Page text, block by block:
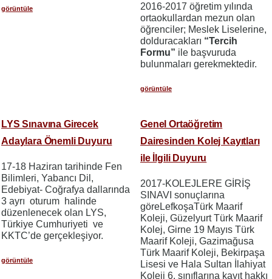
görüntüle
2016-2017 öğretim yılında
ortaokullardan mezun olan
öğrenciler; Meslek Liselerine,
dolduracakları “Tercih
Formu” ile başvuruda
bulunmaları gerekmektedir.
görüntüle
LYS Sınavına Girecek
Adaylara Önemli Duyuru
17-18 Haziran tarihinde Fen
Bilimleri, Yabancı Dil,
Edebiyat- Coğrafya dallarında
3 ayrı oturum halinde
düzenlenecek olan LYS,
Türkiye Cumhuriyeti ve
KKTC’de gerçekleşiyor.
görüntüle
Genel Ortaöğretim
Dairesinden Kolej Kayıtları
ile İlgili Duyuru
2017-KOLEJLERE GİRİŞ
SINAVI sonuçlarına
göreLefkoşaTürk Maarif
Koleji, Güzelyurt Türk Maarif
Kolej, Girne 19 Mayıs Türk
Maarif Koleji, Gazimağusa
Türk Maarif Koleji, Bekirpaşa
Lisesi ve Hala Sultan İlahiyat
Koleji 6. sınıflarına kayıt hakkı